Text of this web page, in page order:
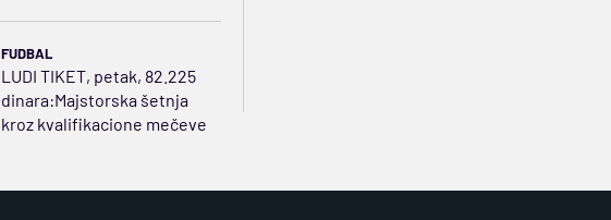
FUDBAL
LUDI TIKET, petak, 82.225
dinara:Majstorska šetnja
kroz kvalifikacione mečeve